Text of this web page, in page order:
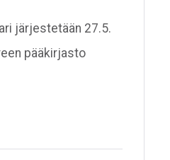
järjestetään 27.5.
pääkirjasto